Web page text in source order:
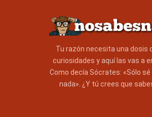
Tu razón necesita una dosis
curiosidades y aquí las vas a
Como decía Sócrates: «Sólo sé
nada». ¿Y tú crees que